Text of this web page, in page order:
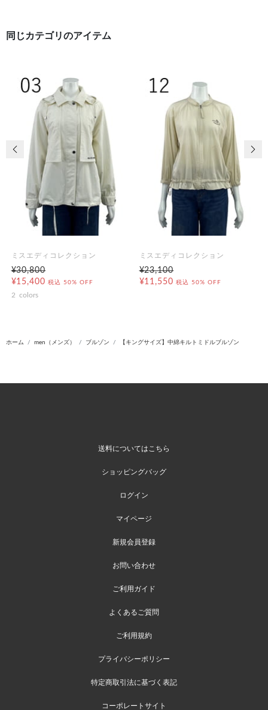
同じカテゴリのアイテム
ミスエディコレクション
¥30,800
¥15,400 税込 50% OFF
2 colors
ミスエディコレクション
¥23,100
¥11,550 税込 50% OFF
前の画像
ホーム men（メンズ） ブルゾン 【キングサイズ】中綿キルトミドルブルゾン
送料についてはこちら
ショッピングバッグ
ログイン
マイページ
新規会員登録
お問い合わせ
ご利用ガイド
よくあるご質問
ご利用規約
プライバシーポリシー
特定商取引法に基づく表記
コーポレートサイト